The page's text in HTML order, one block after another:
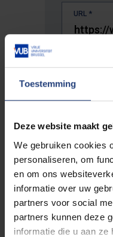
Toestemming
Deze website maakt
We gebruiken cookies
personaliseren, om
en om ons
informatie over uw
partners voor social
partners kunnen deze
informatie die u aan
URL *
De volledige